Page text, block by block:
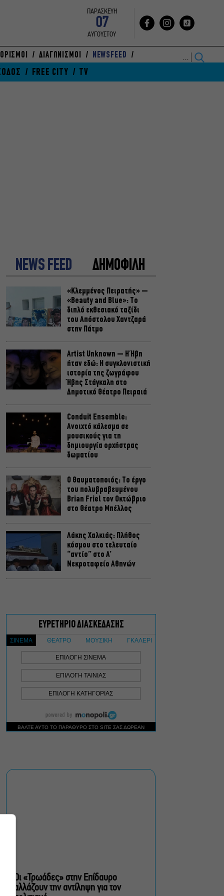
ΠΑΡΑΣΚΕΥΗ
07
ΑΥΓΟΥΣΤΟΥ
ΔΙΑΓΩΝΙΣΜΟΙ NEWSFEED
FREE CITY TV
NEWS FEED ΔΗΜΟΦΙΛΗ
«Κλεμμένος Πειρατής» –
«Beauty and Blue»: Το
διπλό εκθεσιακό ταξίδι
του Απόστολου Χαντζαρά
στην Πάτμο
Artist Unknown – Η Ήβη
ήταν εδώ: Η συγκλονιστική
ιστορία της ζωγράφου
Ήβης Στάγκαλη στο
Δημοτικό Θέατρο Πειραιά
Conduit Ensemble:
Ανοιχτό κάλεσμα σε
μουσικούς για τη
δημιουργία ορχήστρας
δωματίου
Ο Θαυματοποιός: Το έργο
του πολυβραβευμένου
Brian Friel τον Οκτώβριο
στο Θέατρο Μπέλλος
Λάκης Χαλκιάς: Πλήθος
κόσμου στο τελευταίο
“αντίο” στο Α’
Νεκροταφείο Αθηνών
Φθινόπωρο
αρχαιολογικός χώρος του
Ραμνούντος
Δήμος Αθηναίων:
Απομάκρυνση 240
τραπεζοκαθισμάτων σε 13
επιχειρησιακές δράσεις
Παγκόσμια πρεμιέρα για τη
Οι «Τρωάδες» στην Επίδαυρο
αλλάζουν την αντίληψη για τον